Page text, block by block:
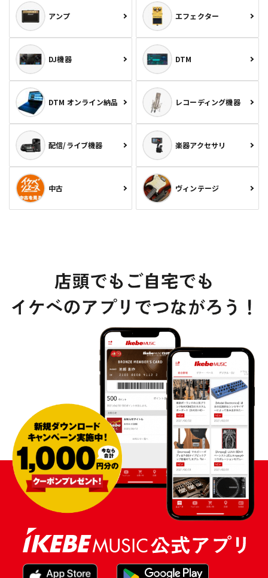
アンプ エフェクター
DJ機器 DTM
DTM オンライン納品 レコーディング機器
配信/ライブ機器 楽器アクセサリ
中古 ヴィンテージ